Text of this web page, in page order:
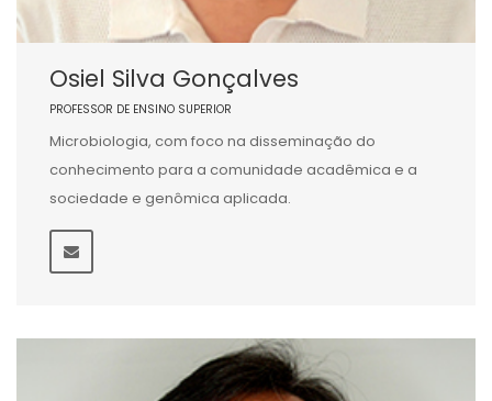
Osiel Silva Gonçalves
PROFESSOR DE ENSINO SUPERIOR
Microbiologia, com foco na disseminação do
conhecimento para a comunidade acadêmica e a
sociedade e genômica aplicada.